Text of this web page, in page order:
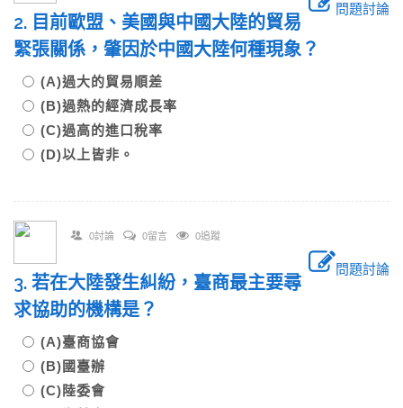
問題討論
2. 目前歐盟、美國與中國大陸的貿易
緊張關係，肇因於中國大陸何種現象？
(A)過大的貿易順差
(B)過熱的經濟成長率
(C)過高的進口稅率
(D)以上皆非。
0討論 0留言 0追蹤
問題討論
3. 若在大陸發生糾紛，臺商最主要尋
求協助的機構是？
(A)臺商協會
(B)國臺辦
(C)陸委會